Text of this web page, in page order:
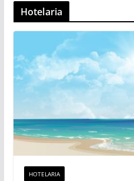
Hotelaria
HOTELARIA